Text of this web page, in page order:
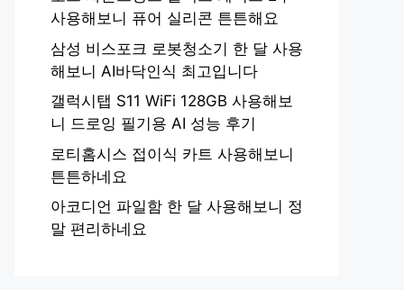
사용해보니 퓨어 실리콘 튼튼해요
삼성 비스포크 로봇청소기 한 달 사용
해보니 AI바닥인식 최고입니다
갤럭시탭 S11 WiFi 128GB 사용해보
니 드로잉 필기용 AI 성능 후기
로티홈시스 접이식 카트 사용해보니
튼튼하네요
아코디언 파일함 한 달 사용해보니 정
말 편리하네요